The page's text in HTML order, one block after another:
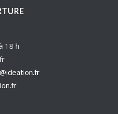
18 h